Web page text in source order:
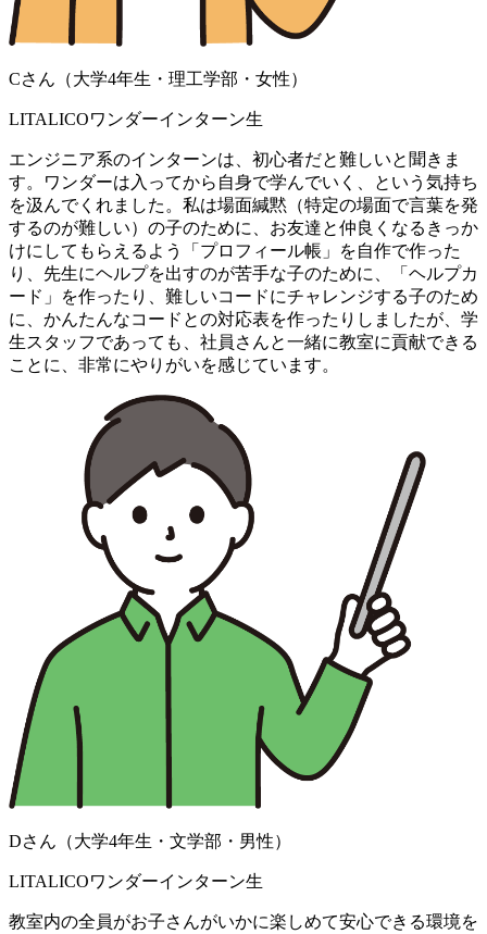
Cさん（大学4年生・理工学部・女性）
LITALICOワンダーインターン生
エンジニア系のインターンは、初心者だと難しいと聞きま
す。ワンダーは入ってから自身で学んでいく、という気持ち
を汲んでくれました。私は場面緘黙（特定の場面で言葉を発
するのが難しい）の子のために、お友達と仲良くなるきっか
けにしてもらえるよう「プロフィール帳」を自作で作った
り、先生にヘルプを出すのが苦手な子のために、「ヘルプカ
ード」を作ったり、難しいコードにチャレンジする子のため
に、かんたんなコードとの対応表を作ったりしましたが、学
生スタッフであっても、社員さんと一緒に教室に貢献できる
ことに、非常にやりがいを感じています。
Dさん（大学4年生・文学部・男性）
LITALICOワンダーインターン生
教室内の全員がお子さんがいかに楽しめて安心できる環境を